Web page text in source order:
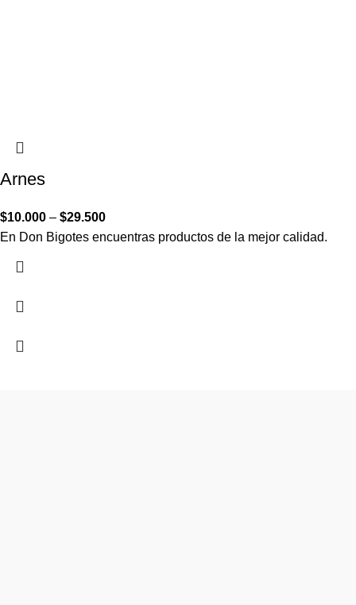
Arnes
$10.000 – $29.500
En Don Bigotes encuentras productos de la mejor calidad.